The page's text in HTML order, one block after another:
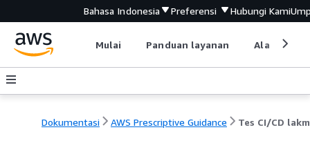
Bahasa Indonesia Preferensi Hubungi Kami
Mulai Panduan layanan Alat
Dokumentasi AWS Prescriptive Guidance